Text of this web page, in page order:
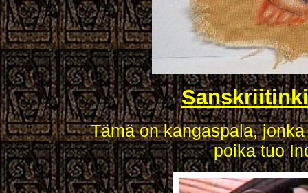
Tämä on kangaspala,
poika tuo